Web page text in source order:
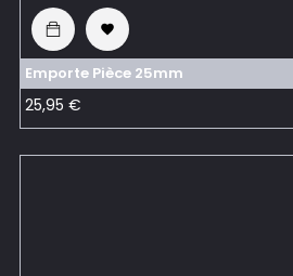

Emporte Pièce 25mm
Prix
25,95 €